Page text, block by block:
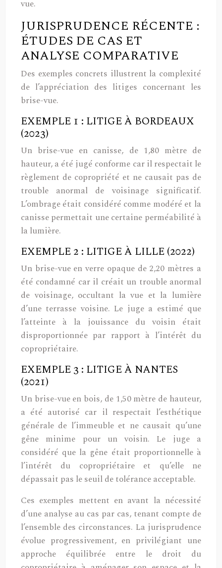
vue.
JURISPRUDENCE RÉCENTE :
ÉTUDES DE CAS ET
ANALYSE COMPARATIVE
Des exemples concrets illustrent la complexité
de l’appréciation des litiges concernant les
brise-vue.
EXEMPLE 1 : LITIGE À BORDEAUX
(2023)
Un brise-vue en canisse, de 1,80 mètre de
hauteur, a été jugé conforme car il respectait le
règlement de copropriété et ne causait pas de
trouble anormal de voisinage significatif.
L’ombrage était considéré comme modéré et la
canisse permettait une certaine perméabilité à
la lumière.
EXEMPLE 2 : LITIGE À LILLE (2022)
Un brise-vue en verre opaque de 2,20 mètres a
été condamné car il créait un trouble anormal
de voisinage, occultant la vue et la lumière
d’une terrasse voisine. Le juge a estimé que
l’atteinte à la jouissance du voisin était
disproportionnée par rapport à l’intérêt du
copropriétaire.
EXEMPLE 3 : LITIGE À NANTES
(2021)
Un brise-vue en bois, de 1,50 mètre de hauteur,
a été autorisé car il respectait l’esthétique
générale de l’immeuble et ne causait qu’une
gêne minime pour un voisin. Le juge a
considéré que la gêne était proportionnelle à
l’intérêt du copropriétaire et qu’elle ne
dépassait pas le seuil de tolérance acceptable.
Ces exemples mettent en avant la nécessité
d’une analyse au cas par cas, tenant compte de
l’ensemble des circonstances. La jurisprudence
évolue progressivement, en privilégiant une
approche équilibrée entre le droit du